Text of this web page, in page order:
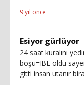
9 yıl önce
Esiyor gürlüyor
24 saat kuralını
boşu=IBE oldu
gitti insan utanır